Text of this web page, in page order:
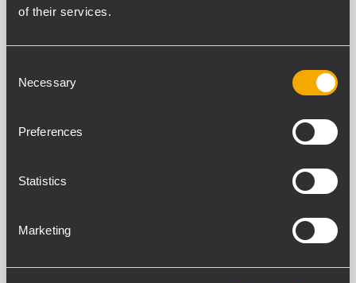
of their services.
Selection
Necessary
Preferences
Statistics
Marketing
PRODUITS CONNEXES